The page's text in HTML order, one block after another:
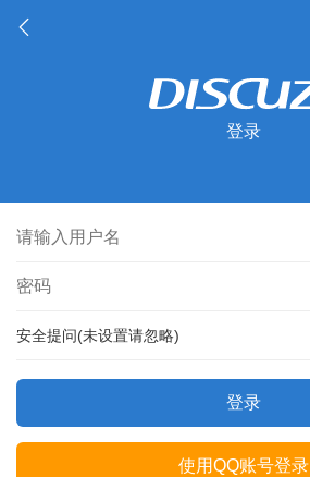
登录
安全提问(未设置请忽略)
登录
使用QQ账号登录